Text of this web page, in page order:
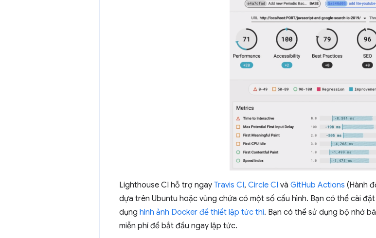
Lighthouse CI hỗ trợ ngay Travis CI, Circle CI và GitHub Actions (Hành
dựa trên Ubuntu hoặc vùng chứa có một số cấu hình. Bạn có thể cài
dụng hình ảnh Docker để thiết lập tức thì. Bạn có thể sử dụng bộ nhớ
miễn phí để bắt đầu ngay lập tức.